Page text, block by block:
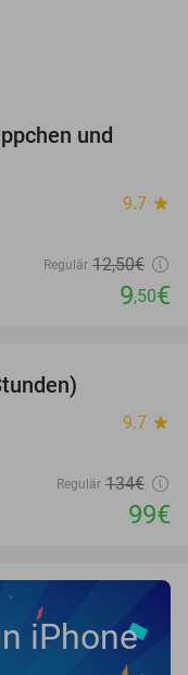
und
9.7 star
Regulär 12,50€
9,50€
9.7 star
Regulär 134€
99€
iPhone